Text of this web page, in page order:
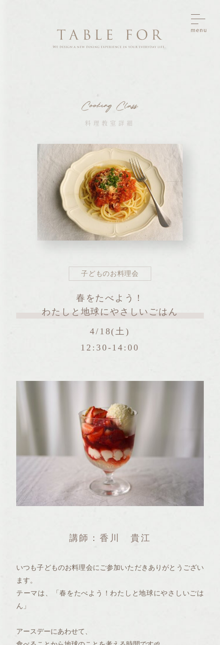
料理教室詳細
子どものお料理会
春をたべよう！
わたしと地球にやさしいごはん
4/18(土)
12:30-14:00
講師：香川 貴江
いつも子どものお料理会にご参加いただきありがとうござい
ます。
テーマは、「春をたべよう！わたしと地球にやさしいごは
ん」
アースデーにあわせて、